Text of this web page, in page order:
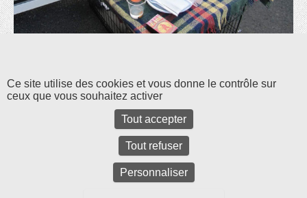
Ce site utilise des cookies et vous donne le contrôle sur
ceux que vous souhaitez activer
Tout accepter
Tout refuser
Personnaliser